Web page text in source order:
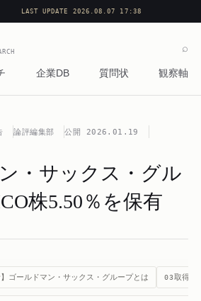
LAST UPDATE 2026.08.07 17:38
企業DB 質問状 観察軸
⌕
論評編集部 公開
2026.01.19
・サックス・グル
株5.50％を保有
】ゴールドマン・サックス・グループとは 03取得の